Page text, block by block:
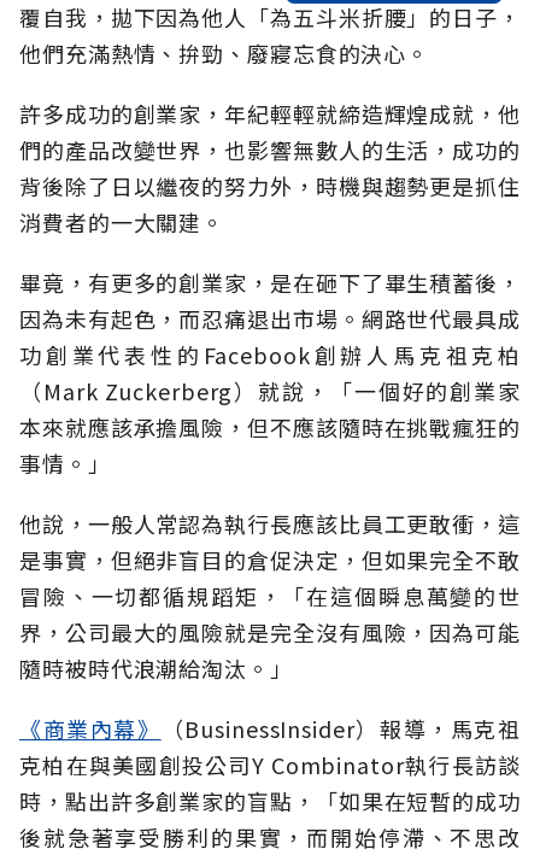
覆自我，拋下因為他人「為五斗米折腰」的日子，
他們充滿熱情、拚勁、廢寢忘食的決心。
許多成功的創業家，年紀輕輕就締造輝煌成就，他
們的產品改變世界，也影響無數人的生活，成功的
背後除了日以繼夜的努力外，時機與趨勢更是抓住
消費者的一大關建。
畢竟，有更多的創業家，是在砸下了畢生積蓄後，
因為未有起色，而忍痛退出市場。網路世代最具成
功創業代表性的Facebook創辦人馬克祖克柏
（Mark Zuckerberg）就說，「一個好的創業家
本來就應該承擔風險，但不應該隨時在挑戰瘋狂的
事情。」
他說，一般人常認為執行長應該比員工更敢衝，這
是事實，但絕非盲目的倉促決定，但如果完全不敢
冒險、一切都循規蹈矩，「在這個瞬息萬變的世
界，公司最大的風險就是完全沒有風險，因為可能
隨時被時代浪潮給淘汰。」
《商業內幕》
（BusinessInsider）報導，馬克祖
克柏在與美國創投公司Y Combinator執行長訪談
時，點出許多創業家的盲點，「如果在短暫的成功
後就急著享受勝利的果實，而開始停滯、不思改